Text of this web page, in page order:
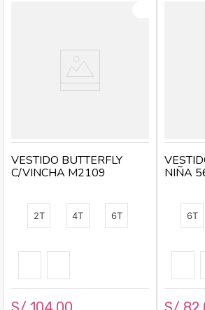
2T 4T 6T
VESTIDO BUTTERFLY
C/VINCHA M2109
6T
NIÑA